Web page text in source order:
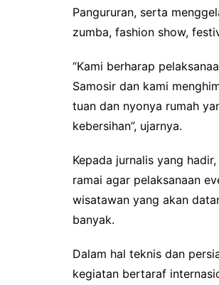
Pangururan, serta
zumba, fashion show,
“Kami berharap
Samosir dan kami
tuan dan nyonya rumah
kebersihan”, ujarnya.
Kepada jurnalis yang
ramai agar pelaksanaan
wisatawan yang akan
banyak.
Dalam hal teknis dan
kegiatan bertaraf